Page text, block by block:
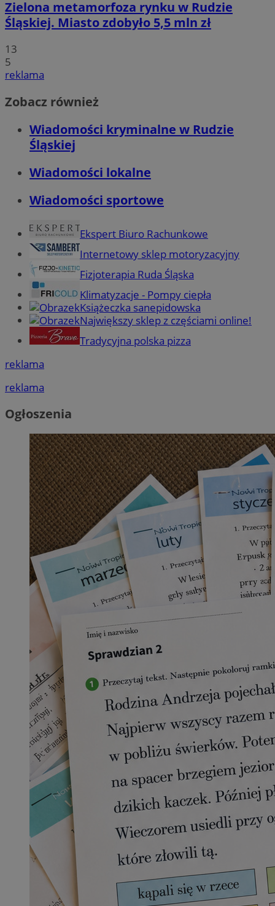
Zielona metamorfoza rynku w Rudzie
Śląskiej. Miasto zdobyło 5,5 mln zł
13
5
reklama
Zobacz również
Wiadomości kryminalne w Rudzie
Śląskiej
Wiadomości lokalne
Wiadomości sportowe
Ekspert Biuro Rachunkowe
Internetowy sklep motoryzacyjny
Fizjoterapia Ruda Śląska
Klimatyzacje - Pompy ciepła
Książeczka sanepidowska
Największy sklep z częściami online!
Tradycyjna polska pizza
reklama
reklama
Ogłoszenia